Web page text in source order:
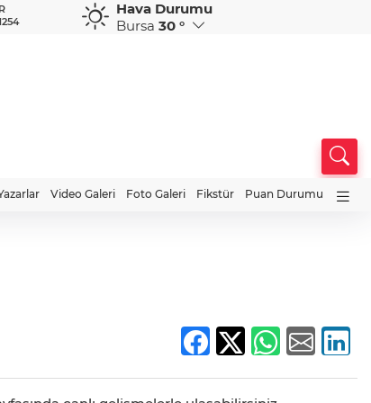
GBP
64,3468
CHF
59,0083
Hava Durumu
Bursa 30 °
Video Galeri Foto Galeri Fikstür Puan Durumu